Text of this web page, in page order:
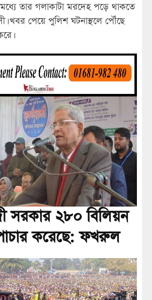
তার গলাকাটা মরদেহ পড়ে থাকতে
খবর পেয়ে পুলিশ ঘটনাস্থলে পৌঁছে
সরকার ২৮০ বিলিয়ন
করেছে: ফখরুল